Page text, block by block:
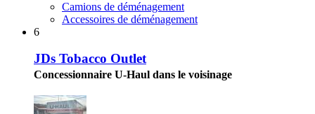
Camions de déménagement
Accessoires de déménagement
6
JDs Tobacco Outlet
Concessionnaire U-Haul dans le voisinage